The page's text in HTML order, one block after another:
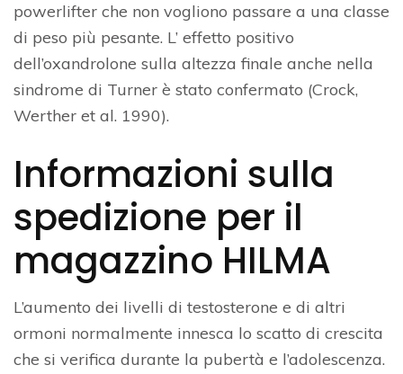
powerlifter che non vogliono passare a una classe
di peso più pesante. L’ effetto positivo
dell’oxandrolone sulla altezza finale anche nella
sindrome di Turner è stato confermato (Crock,
Werther et al. 1990).
Informazioni sulla
spedizione per il
magazzino HILMA
L’aumento dei livelli di testosterone e di altri
ormoni normalmente innesca lo scatto di crescita
che si verifica durante la pubertà e l’adolescenza.